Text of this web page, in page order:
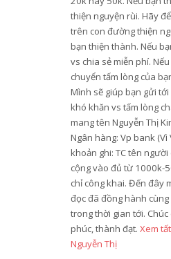
thiện nguyện rùi. Hãy
trên con đường thiện
bạn thiện thành. Nếu
vs chia sẻ miễn phí.
chuyển tấm lòng của
Mình sẽ giúp bạn gửi
khó khăn vs tấm lòng
mang tên Nguyễn Thị
Ngân hàng: Vp bank
khoản ghi: TC tên
cộng vào đủ từ 1000k-
chỉ công khai. Đến đây
đọc đã đồng hành
trong thời gian tới.
phúc, thành đạt. Xem
Nguyễn Thị